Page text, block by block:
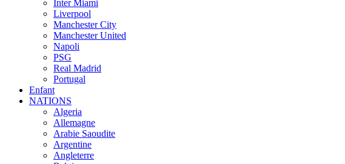
Inter Miami
Liverpool
Manchester City
Manchester United
Napoli
PSG
Real Madrid
Portugal
Enfant
NATIONS
Algeria
Allemagne
Arabie Saoudite
Argentine
Angleterre